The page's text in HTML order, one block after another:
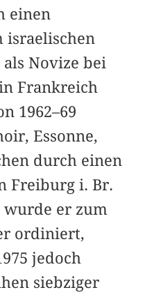
einen
israelischen
Novize bei
Frankreich
1962–69
Essonne,
durch einen
Freiburg i. Br.
wurde er zum
ordiniert,
jedoch
siebziger